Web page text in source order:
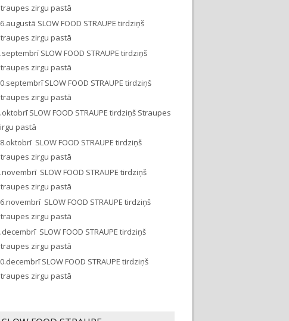
zirgu pastā
SLOW FOOD STRAUPE tirdziņš
zirgu pastā
SLOW FOOD STRAUPE tirdziņš
zirgu pastā
SLOW FOOD STRAUPE tirdziņš
zirgu pastā
SLOW FOOD STRAUPE tirdziņš Straupes
pastā
SLOW FOOD STRAUPE tirdziņš
zirgu pastā
SLOW FOOD STRAUPE tirdziņš
zirgu pastā
SLOW FOOD STRAUPE tirdziņš
zirgu pastā
SLOW FOOD STRAUPE tirdziņš
zirgu pastā
SLOW FOOD STRAUPE tirdziņš
zirgu pastā